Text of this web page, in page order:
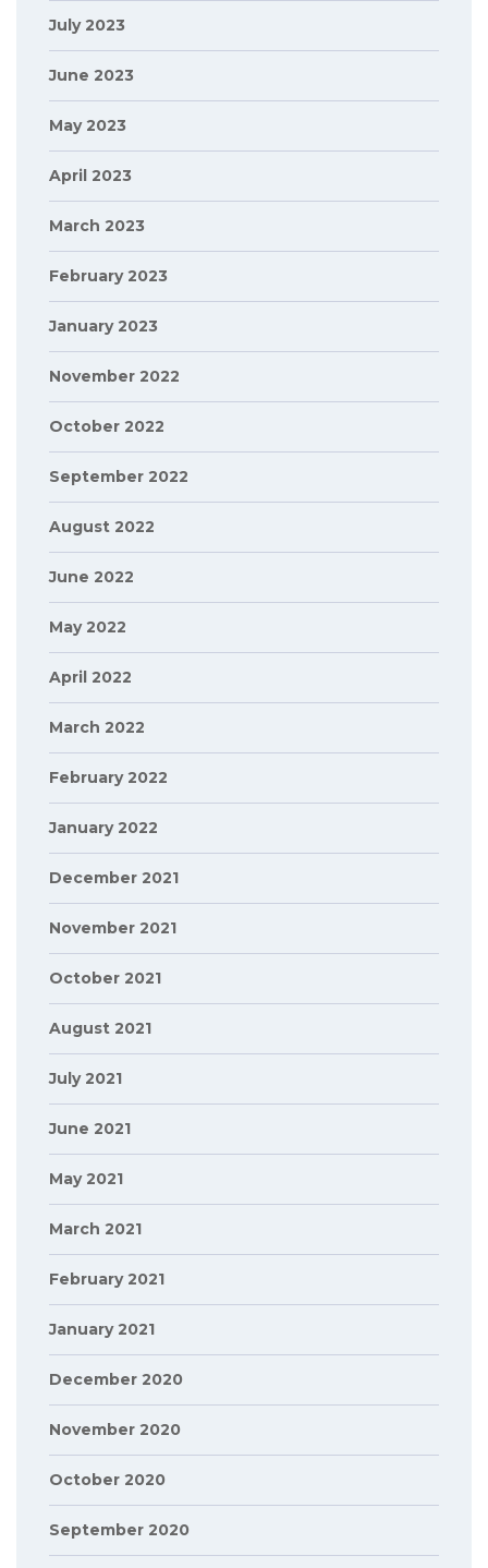
July 2023
June 2023
May 2023
April 2023
March 2023
February 2023
January 2023
November 2022
October 2022
September 2022
August 2022
June 2022
May 2022
April 2022
March 2022
February 2022
January 2022
December 2021
November 2021
October 2021
August 2021
July 2021
June 2021
May 2021
March 2021
February 2021
January 2021
December 2020
November 2020
October 2020
September 2020